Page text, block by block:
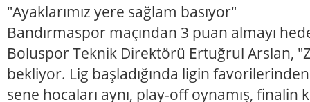
"Ayaklarımız yere sağlam basıyor"
Bandırmaspor maçından 3 puan almayı
Boluspor Teknik Direktörü Ertuğrul Arslan,
bekliyor. Lig başladığında ligin
sene hocaları aynı, play-off oynamış, finalin